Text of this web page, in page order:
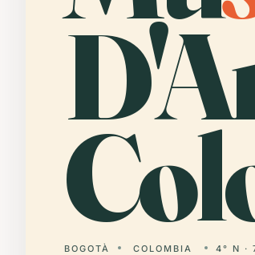
BOGOTÀ COLOMBIA 4° N ·